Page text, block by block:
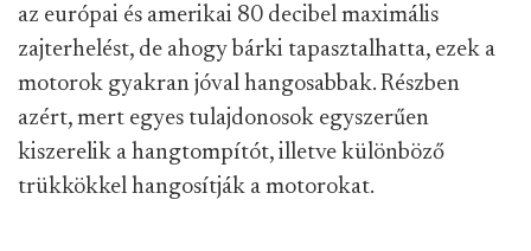
az európai és amerikai 80 decibel maximális
zajterhelést, de ahogy bárki tapasztalhatta, ezek a
motorok gyakran jóval hangosabbak. Részben
azért, mert egyes tulajdonosok egyszerűen
kiszerelik a hangtompítót, illetve különböző
trükkökkel hangosítják a motorokat.